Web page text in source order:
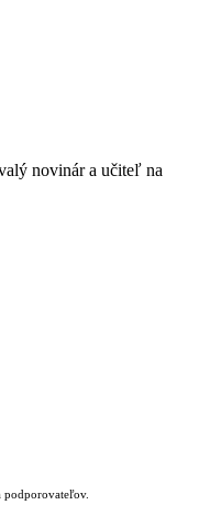
novinár a učiteľ na
podporovateľov.